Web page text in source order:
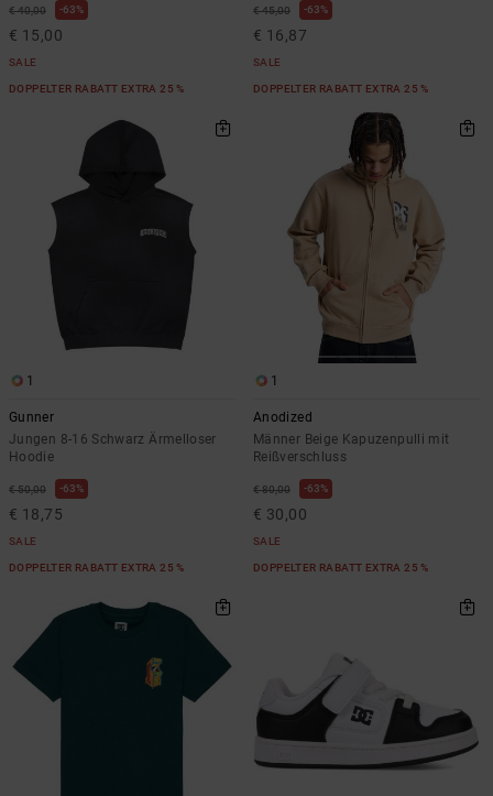
€ 40,00 63%
€ 15,00
SALE
DOPPELTER RABATT EXTRA 25 %
€ 45,00 63%
€ 16,87
SALE
DOPPELTER RABATT EXTRA 25 %
1
Gunner
Jungen 8-16 Schwarz Ärmelloser
Hoodie
€ 50,00 63%
€ 18,75
SALE
DOPPELTER RABATT EXTRA 25 %
1
Anodized
Männer Beige Kapuzenpulli mit
Reißverschluss
€ 80,00 63%
€ 30,00
SALE
DOPPELTER RABATT EXTRA 25 %